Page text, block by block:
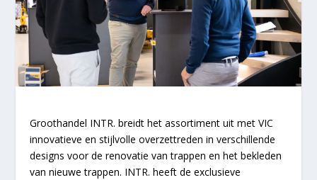
Groothandel INTR. breidt het assortiment uit met VIC
innovatieve en stijlvolle overzettreden in verschillende
designs voor de renovatie van trappen en het bekleden
van nieuwe trappen. INTR. heeft de exclusieve